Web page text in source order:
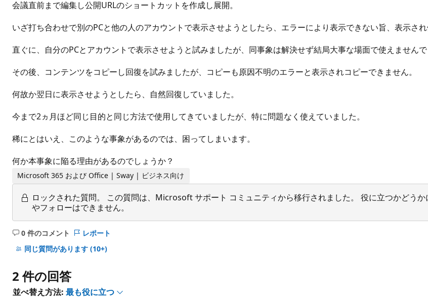
会議直前まで編集し公開URLのショートカットを作成し展開。
いざ打ち合わせで別のPCと他の人のアカウントで表示させようとしたら、エラーにより表示できない旨、表示され
直ぐに、自分のPCとアカウントで表示させようと試みましたが、同事象は解決せず結局大事な場面で使えませんで
その後、コンテンツをコピーし回復を試みましたが、コピーも原因不明のエラーと表示されコピーできません。
何故か翌日に表示させようとしたら、自然回復していました。
今まで2ヵ月ほど同じ目的と同じ方法で使用してきていましたが、特に問題なく使えていました。
稀にとはいえ、このような事象があるのでは、困ってしまいます。
何か本事象に陥る理由があるのでしょうか？
Microsoft 365 および Office | Sway | ビジネス向け
ロックされた質問。
この質問は、Microsoft サポート コミュニティから移行されました。 役に立つかどう
やフォローはできません。
0 件のコメント
コ
メ
は
あ
レポート
同じ質問があります (10+)
2 件の回答
並べ替え方法: 最も役に立つ